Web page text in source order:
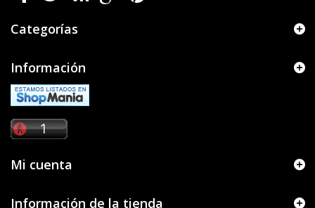
Categorías
Información
Mi cuenta
Información de la tienda